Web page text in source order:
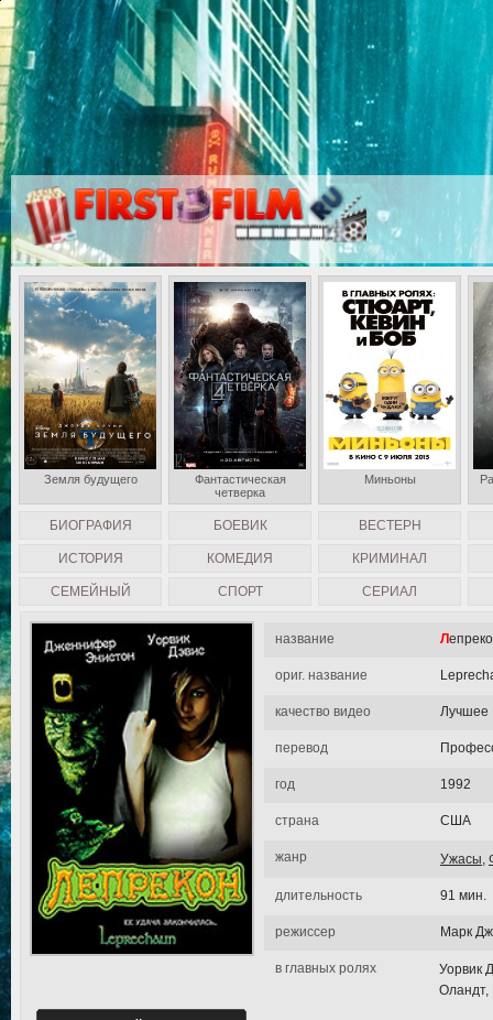
название
ориг. название
качество видео Лучшее
перевод
год 1992
страна США
жанр Ужасы,
длительность 91 мин.
режиссер Марк
в главных ролях
Уорвик
Оландт,
БИОГРАФИЯ БОЕВИК ВЕСТЕРН
ИСТОРИЯ КОМЕДИЯ КРИМИНАЛ
СЕМЕЙНЫЙ СПОРТ СЕРИАЛ
Земля будущего
Фантастическая
четверка
Миньоны